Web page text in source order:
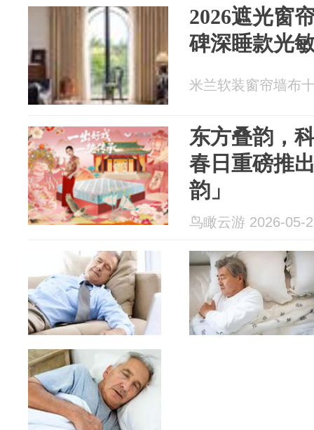
2026遮光窗
碑深睡款光
米兰软装窗帘墙布
东方叠韵，
春日重磅推
韵」
鸟瞰云游 2026-05-